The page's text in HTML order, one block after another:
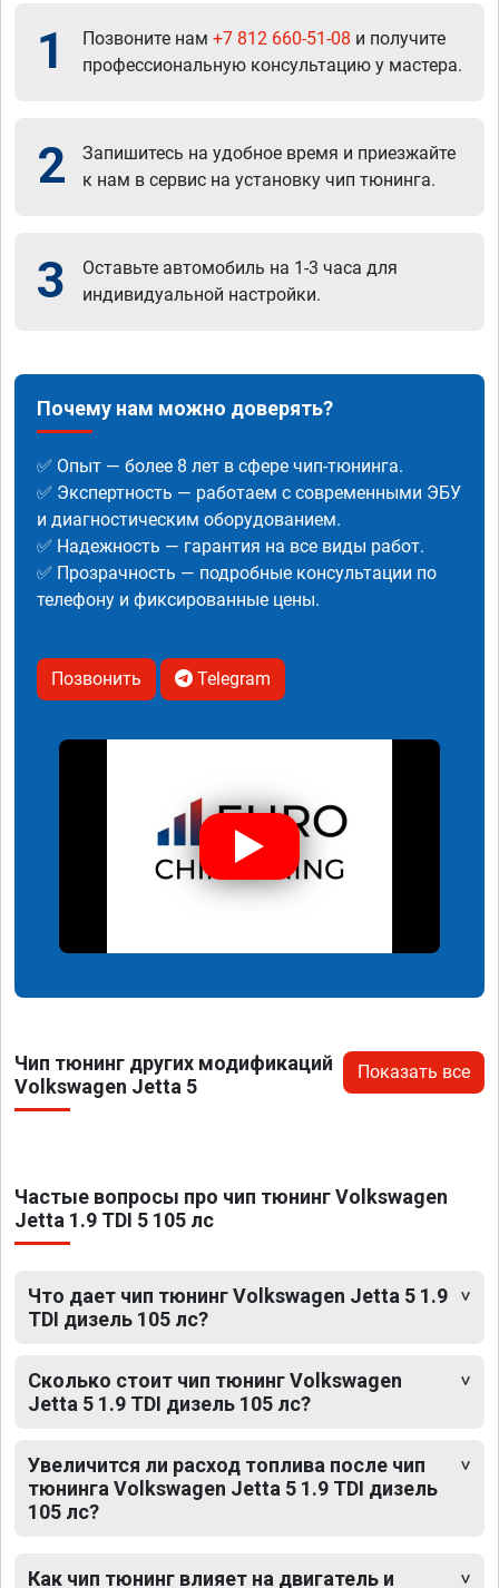
1 Позвоните нам +7 812 660-51-08 и получите
профессиональную консультацию у мастера.
2
Запишитесь на удобное время и приезжайте
к нам в сервис на установку чип тюнинга.
3
Оставьте автомобиль на 1-3 часа для
индивидуальной настройки.
Почему нам можно доверять?
✅ Опыт — более 8 лет в сфере чип-тюнинга.
✅ Экспертность — работаем с современными ЭБУ
и диагностическим оборудованием.
✅ Надежность — гарантия на все виды работ.
✅ Прозрачность — подробные консультации по
телефону и фиксированные цены.
Позвонить Telegram
Чип тюнинг других модификаций
Volkswagen Jetta 5
Показать все
Частые вопросы про чип тюнинг Volkswagen
Jetta 1.9 TDI 5 105 лс
Что дает чип тюнинг Volkswagen Jetta 5 1.9
TDI дизель 105 лс?
Сколько стоит чип тюнинг Volkswagen
Jetta 5 1.9 TDI дизель 105 лс?
Увеличится ли расход топлива после чип
тюнинга Volkswagen Jetta 5 1.9 TDI дизель
105 лс?
Как чип тюнинг влияет на двигатель и